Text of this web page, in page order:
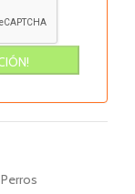
Perros